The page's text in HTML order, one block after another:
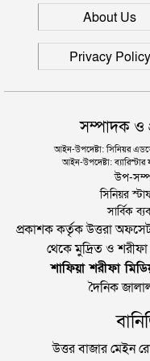
জৈন্তাপুরে
About Us
Privacy Policy
সম্পাদক ও
আইন-উপদেষ্টা: সিনিয়র
আইন-উপদেষ্টা: ব্যারিস্টার
উপ-
সিনিয়র
সার্বিক
প্রকাশক কর্তৃক উত্তরা অফসেট
থেকে মুদ্রিত ও
শাফিয়া শরীফা
দৈনিক
উত্তর বাজার মেইন